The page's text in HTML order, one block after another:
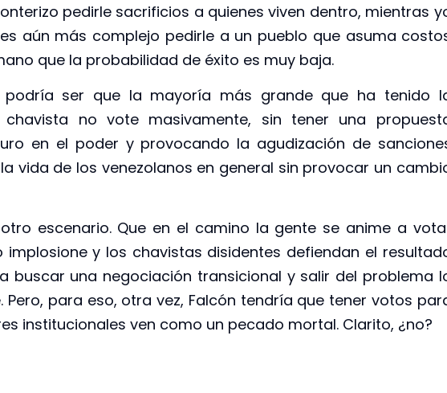
pedirle sacrificios a quienes viven dentro, mientras
aún más complejo pedirle a un pueblo que asuma
que la probabilidad de éxito es muy baja.
ser que la mayoría más grande que ha tenido
no vote masivamente, sin tener una
en el poder y provocando la agudización de
vida de los venezolanos en general sin provocar un
escenario. Que en el camino la gente se anime a
implosione y los chavistas disidentes defiendan el
buscar una negociación transicional y salir del problema
para eso, otra vez, Falcón tendría que tener votos
institucionales ven como un pecado mortal. Clarito, ¿no?